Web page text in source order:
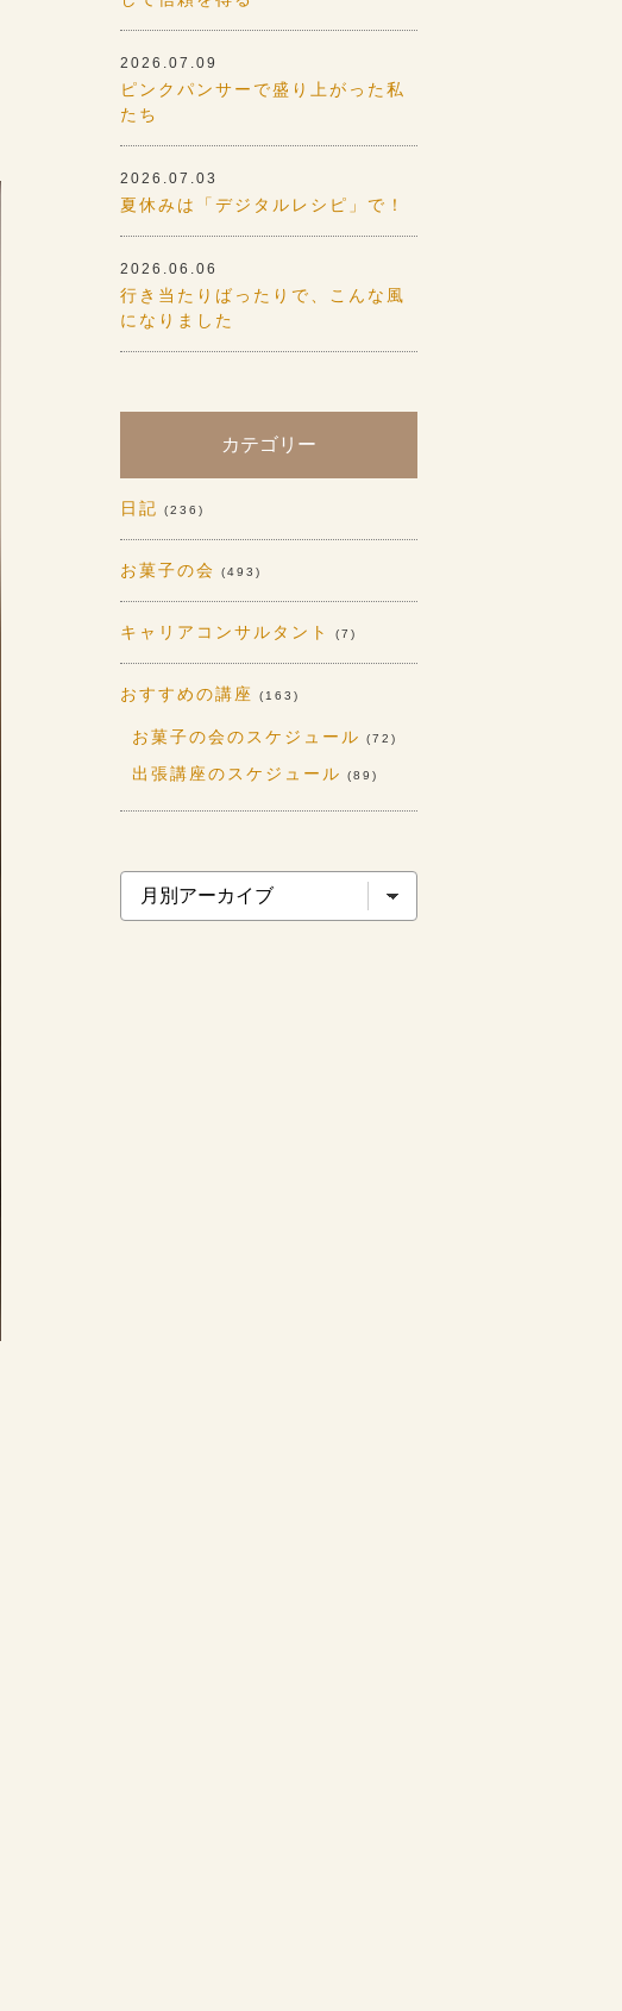
2026.07.09
ピンクパンサーで盛り上がった私
たち
2026.07.03
夏休みは「デジタルレシピ」で！
2026.06.06
行き当たりばったりで、こんな風
になりました
カテゴリー
日記 (236)
お菓子の会 (493)
キャリアコンサルタント (7)
おすすめの講座 (163)
お菓子の会のスケジュール (72)
出張講座のスケジュール (89)